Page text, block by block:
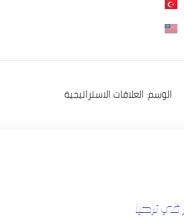
الوسم: العلاقات الاستراتيجية
في تركيا